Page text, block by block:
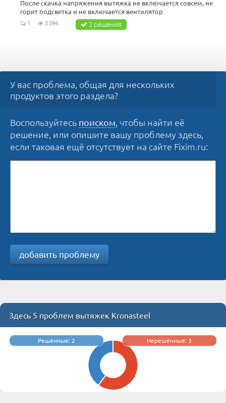
После скачка напряжения вытяжка не включается совсем, не
горит подсветка и не включается вентилятор
1 3 394 2 решения
У вас проблема, общая для нескольких
продуктов этого раздела?
Воспользуйтесь поиском, чтобы найти её
решение, или опишите вашу проблему здесь,
если таковая ещё отсутствует на сайте Fixim.ru:
добавить проблему
Здесь 5 проблем вытяжек Kronasteel
Решённые: 2 Нерешённые: 3